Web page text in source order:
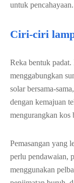
untuk pencahayaan.
Ciri-ciri
Reka bentuk
menggabungkan
solar bersama-
dengan kemajuan
mengurangkan kos
Pemasangan yang
perlu pendawaian,
menggunakan